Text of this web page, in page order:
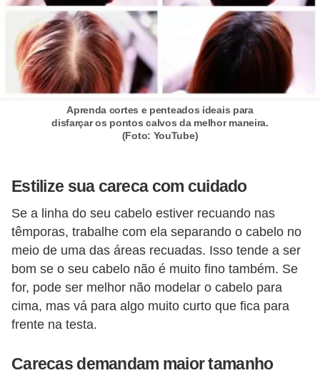
Aprenda cortes e penteados ideais para
disfarçar os pontos calvos da melhor maneira.
(Foto: YouTube)
Estilize sua careca com cuidado
Se a linha do seu cabelo estiver recuando nas
têmporas, trabalhe com ela separando o cabelo no
meio de uma das áreas recuadas. Isso tende a ser
bom se o seu cabelo não é muito fino também. Se
for, pode ser melhor não modelar o cabelo para
cima, mas vá para algo muito curto que fica para
frente na testa.
Carecas demandam maior tamanho
m
a
s
c
u
o
P
é
s
e
m
o